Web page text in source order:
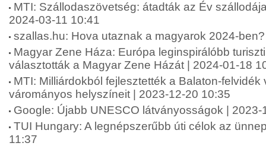
MTI: Szállodaszövetség: átadták az Év
2024-03-11 10:41
szallas.hu: Hova utaznak a magyarok 2024-
Magyar Zene Háza: Európa leginspirálóbb
választották a Magyar Zene Házát | 2024-01-18
MTI: Milliárdokból fejlesztették a Balaton-felvidék
várományos helyszíneit | 2023-12-20 10:35
Google: Újabb UNESCO látványosságok | 2023-
TUI Hungary: A legnépszerűbb úti célok az
11:37